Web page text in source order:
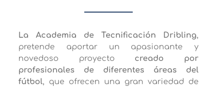
La Academia de Tecnificación Dribling,
pretende aportar un apasionante y
novedoso proyecto creado por
profesionales de diferentes áreas del
fútbol, que ofrecen una gran variedad de